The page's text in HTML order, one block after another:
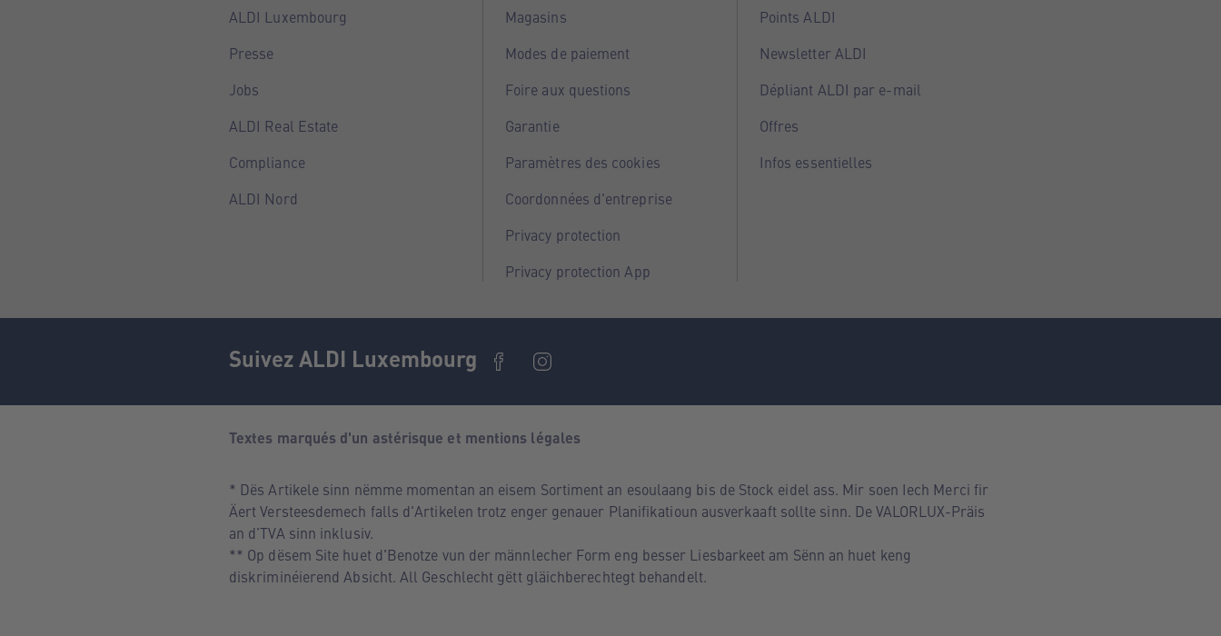
ALDI Luxembourg
Presse
Jobs
ALDI Real Estate
Compliance
ALDI Nord
Magasins
Modes de paiement
Foire aux questions
Garantie
Paramètres des cookies
Coordonnées d'entreprise
Privacy protection
Privacy protection App
Points ALDI
Newsletter ALDI
Dépliant ALDI par e-mail
Offres
Infos essentielles
Suivez ALDI Luxembourg
Textes marqués d'un astérisque et mentions légales
* Dës Artikele sinn nëmme momentan an eisem Sortiment an esoulaang bis de Stock eidel ass. Mir soen Iech Merci fir
Äert Versteesdemech falls d'Artikelen trotz enger genauer Planifikatioun ausverkaaft sollte sinn. De VALORLUX-Präis
an d’TVA sinn inklusiv.
** Op dësem Site huet d'Benotze vun der männlecher Form eng besser Liesbarkeet am Sënn an huet keng
diskriminéierend Absicht. All Geschlecht gëtt gläichberechtegt behandelt.